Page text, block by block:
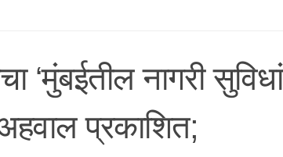
‘मुंबईतील नागरी
प्रकाशित;